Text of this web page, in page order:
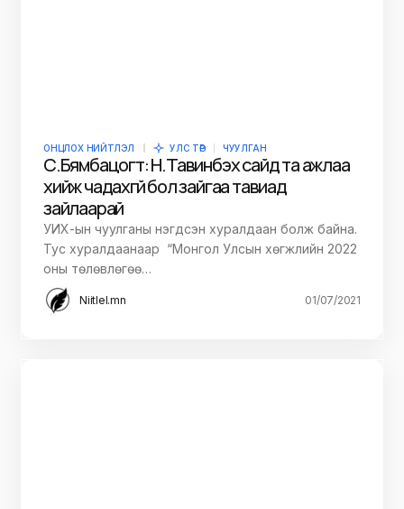
ОНЦЛОХ НИЙТЛЭЛ УЛС ТӨР ЧУУЛГАН
С.Бямбацогт: Н.Тавинбэх сайд та ажлаа
хийж чадахгүй бол зайгаа тавиад
зайлаарай
УИХ-ын чуулганы нэгдсэн хуралдаан болж байна.
Тус хуралдаанаар “Монгол Улсын хөгжлийн 2022
оны төлөвлөгөө…
Niitlel.mn 01/07/2021